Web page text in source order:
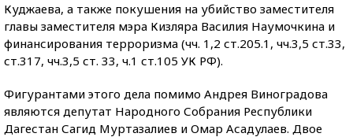
Куджаева, а также покушения на убийство заместителя
главы заместителя мэра Кизляра Василия Наумочкина и
финансирования терроризма (чч. 1,2 ст.205.1, чч.3,5 ст.33,
ст.317, чч.3,5 ст. 33, ч.1 ст.105 УК РФ).
Фигурантами этого дела помимо Андрея Виноградова
являются депутат Народного Собрания Республики
Дагестан Сагид Муртазалиев и Омар Асадулаев. Двое